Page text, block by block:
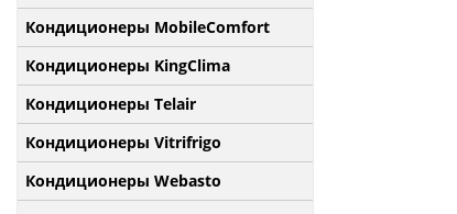
Кондиционеры MobileComfort
Кондиционеры KingClima
Кондиционеры Telair
Кондиционеры Vitrifrigo
Кондиционеры Webasto